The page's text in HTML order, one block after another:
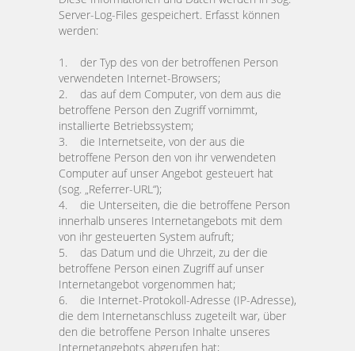
Server-Log-Files gespeichert. Erfasst können
werden:
1. der Typ des von der betroffenen Person
verwendeten Internet-Browsers;
2. das auf dem Computer, von dem aus die
betroffene Person den Zugriff vornimmt,
installierte Betriebssystem;
3. die Internetseite, von der aus die
betroffene Person den von ihr verwendeten
Computer auf unser Angebot gesteuert hat
(sog. „Referrer-URL“);
4. die Unterseiten, die die betroffene Person
innerhalb unseres Internetangebots mit dem
von ihr gesteuerten System aufruft;
5. das Datum und die Uhrzeit, zu der die
betroffene Person einen Zugriff auf unser
Internetangebot vorgenommen hat;
6. die Internet-Protokoll-Adresse (IP-Adresse),
die dem Internetanschluss zugeteilt war, über
den die betroffene Person Inhalte unseres
Internetangebots abgerufen hat;